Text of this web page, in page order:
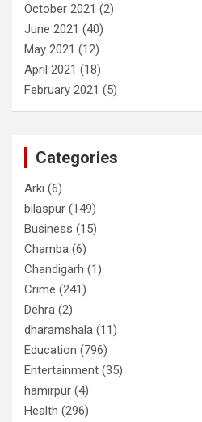
October 2021 (2)
June 2021 (40)
May 2021 (12)
April 2021 (18)
February 2021 (5)
Categories
Arki (6)
bilaspur (149)
Business (15)
Chamba (6)
Chandigarh (1)
Crime (241)
Dehra (2)
dharamshala (11)
Education (796)
Entertainment (35)
hamirpur (4)
Health (296)